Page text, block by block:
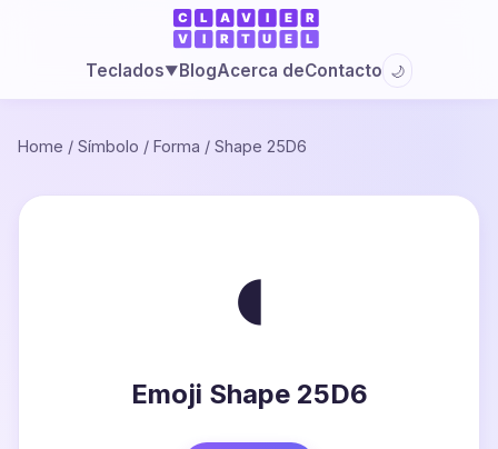
Teclados▼BlogAcerca deContacto 🌙
Home / Símbolo / Forma / Shape 25D6
◖
Emoji Shape 25D6